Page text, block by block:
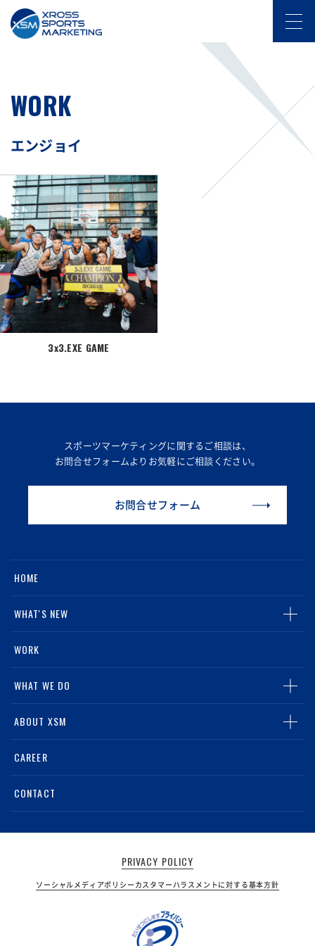
WORK
エンジョイ
3x3.EXE GAME
スポーツマーケティングに関するご相談は、
お問合せフォームより お気軽にご相談ください。
お問合せフォーム
HOME
WHAT'S NEW
ALL
NEWS
WORK
WHAT WE DO
TOP
グループリテールマーケティング事業
デジタルマーケティング事業
ABOUT XSM
TOP
会社概要・アクセス
CAREER
CONTACT
PRIVACY POLICY
ソーシャルメディアポリシー カスタマーハラスメントに対する基本方針